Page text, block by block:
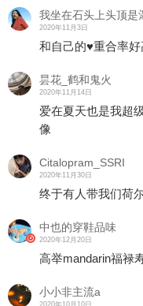
我坐在石头上头顶是
2020年11月3日
和自己的♥️重合率好
昙花_鹤和鬼火
2020年11月14日
爱在夏天也是我超
像
Citalopram_SSRI
2020年11月30日
终于有人带我们荷
中也的穿鞋品味
2020年12月20日
高举mandarin福禄
小小非主流a